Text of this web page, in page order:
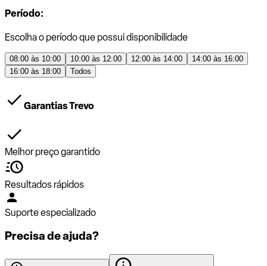
Período:
Escolha o período que possui disponibilidade
08:00 às 10:00 10:00 às 12:00 12:00 às 14:00
14:00 às 16:00
16:00 às 18:00
Todos
Garantias Trevo
Melhor preço garantido
Resultados rápidos
Suporte especializado
Precisa de ajuda?